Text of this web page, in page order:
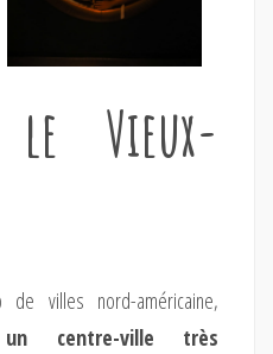
Vieux-
de villes nord-américaine,
centre-ville très